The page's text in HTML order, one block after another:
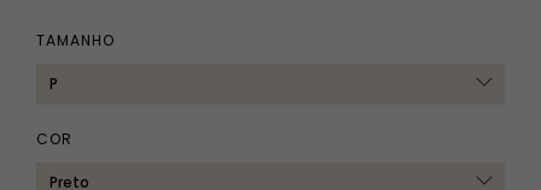
TAMANHO
COR